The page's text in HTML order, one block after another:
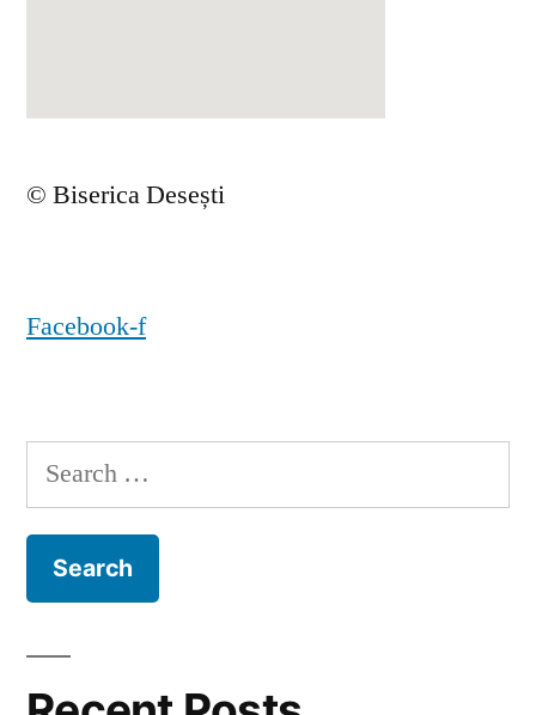
© Biserica Desești
Facebook-f
Search
for: